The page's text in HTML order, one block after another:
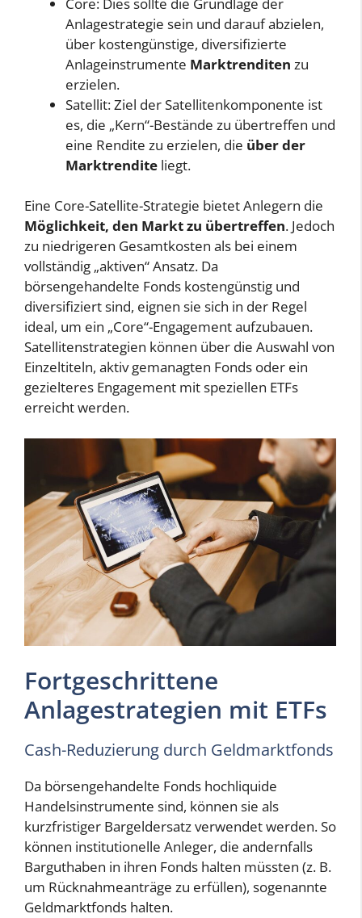
Anlagestrategie sein und darauf abzielen,
über kostengünstige, diversifizierte
Anlageinstrumente Marktrenditen zu
erzielen.
Satellit: Ziel der Satellitenkomponente ist
es, die „Kern“-Bestände zu übertreffen und
eine Rendite zu erzielen, die über der
Marktrendite liegt.
Eine Core-Satellite-Strategie bietet Anlegern die
Möglichkeit, den Markt zu übertreffen. Jedoch
zu niedrigeren Gesamtkosten als bei einem
vollständig „aktiven“ Ansatz. Da
börsengehandelte Fonds kostengünstig und
diversifiziert sind, eignen sie sich in der Regel
ideal, um ein „Core“-Engagement aufzubauen.
Satellitenstrategien können über die Auswahl von
Einzeltiteln, aktiv gemanagten Fonds oder ein
gezielteres Engagement mit speziellen ETFs
erreicht werden.
Fortgeschrittene
Anlagestrategien mit ETFs
Cash-Reduzierung durch Geldmarktfonds
Da börsengehandelte Fonds hochliquide
Handelsinstrumente sind, können sie als
kurzfristiger Bargeldersatz verwendet werden. So
können institutionelle Anleger, die andernfalls
Barguthaben in ihren Fonds halten müssten (z. B.
um Rücknahmeanträge zu erfüllen), sogenannte
Geldmarktfonds halten.